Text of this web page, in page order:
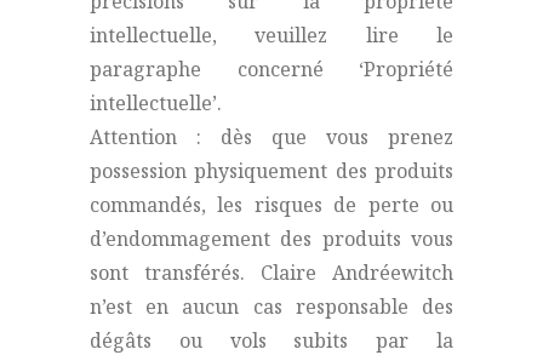
intellectuelle, veuillez lire le
paragraphe concerné ‘Propriété
intellectuelle’.
Attention : dès que vous prenez
possession physiquement des produits
commandés, les risques de perte ou
d’endommagement des produits vous
sont transférés. Claire Andréewitch
n’est en aucun cas responsable des
dégâts ou vols subits par la